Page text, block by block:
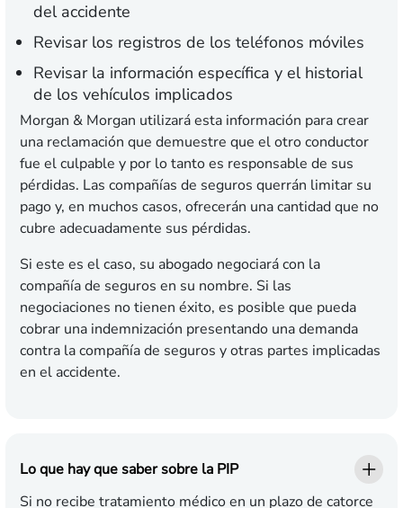
del accidente
Revisar los registros de los teléfonos móviles
Revisar la información específica y el historial
de los vehículos implicados
Morgan & Morgan utilizará esta información para crear
una reclamación que demuestre que el otro conductor
fue el culpable y por lo tanto es responsable de sus
pérdidas. Las compañías de seguros querrán limitar su
pago y, en muchos casos, ofrecerán una cantidad que no
cubre adecuadamente sus pérdidas.
Si este es el caso, su abogado negociará con la
compañía de seguros en su nombre. Si las
negociaciones no tienen éxito, es posible que pueda
cobrar una indemnización presentando una demanda
contra la compañía de seguros y otras partes implicadas
en el accidente.
Lo que hay que saber sobre la PIP
Si no recibe tratamiento médico en un plazo de catorce